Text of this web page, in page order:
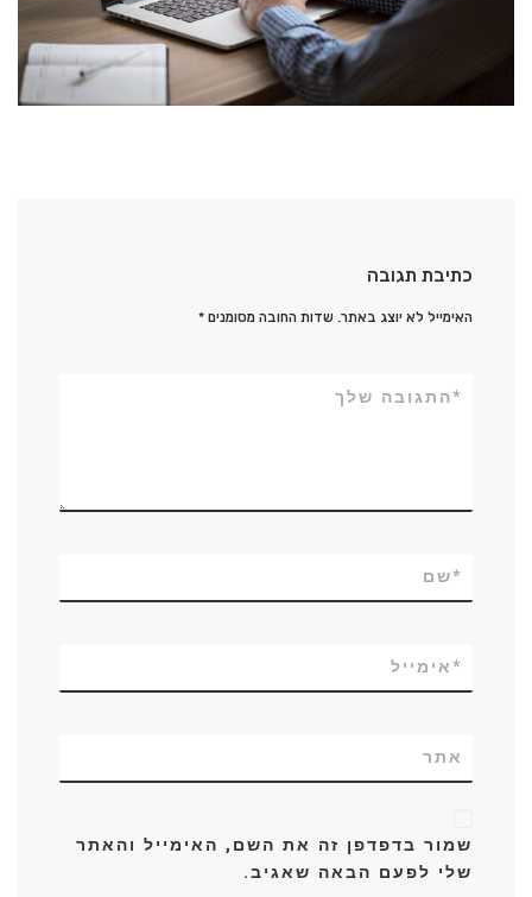
כתיבת תגובה
האימייל לא יוצג באתר. שדות החובה מסומנים*
התגובה שלך*
שם*
אימייל*
אתר
שמור בדפדפן זה את השם, האימייל והאתר
שלי לפעם הבאה שאגיב.